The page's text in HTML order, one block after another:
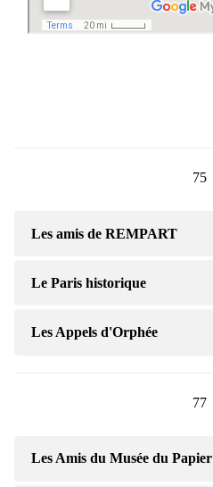
75
Les amis de REMPART
Le Paris historique
Les Appels d'Orphée
77
Les Amis du Musée du Papier